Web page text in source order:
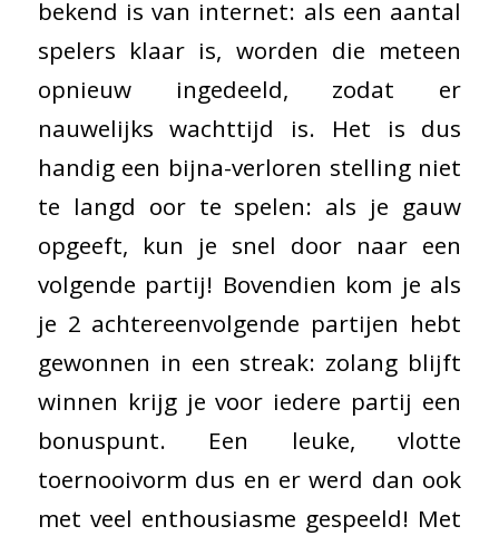
bekend is van internet: als een aantal
spelers klaar is, worden die meteen
opnieuw ingedeeld, zodat er
nauwelijks wachttijd is. Het is dus
handig een bijna-verloren stelling niet
te langd oor te spelen: als je gauw
opgeeft, kun je snel door naar een
volgende partij! Bovendien kom je als
je 2 achtereenvolgende partijen hebt
gewonnen in een streak: zolang blijft
winnen krijg je voor iedere partij een
bonuspunt. Een leuke, vlotte
toernooivorm dus en er werd dan ook
met veel enthousiasme gespeeld! Met